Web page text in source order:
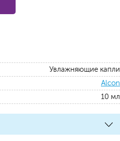
Увлажняющие капли
Alcon
10 мл